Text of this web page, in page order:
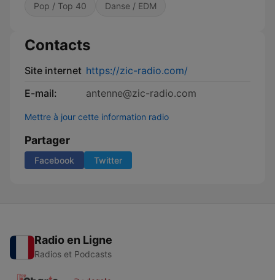
Pop / Top 40 Danse / EDM
Contacts
Site internet https://zic-radio.com/
E-mail:
antenne@zic-radio.com
Mettre à jour cette information radio
Partager
Facebook Twitter
Radio en Ligne
Radios et Podcasts